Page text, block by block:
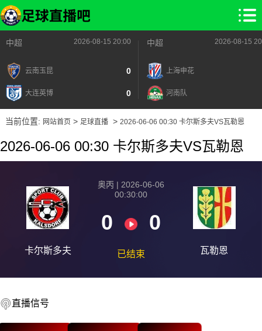
中超 2026-08-15 20:00
云南玉昆 0
大连英博 0
中超 2026-08-15
上海申花
河南队
当前位置: 网站首页> 足球直播> 2026-06-06 00:30 卡尔斯多夫VS瓦勒恩
2026-06-06 00:30 卡尔斯多夫VS瓦勒恩
卡尔斯多夫
奥丙 | 2026-06-06
00:30:00
0 0
已结束 瓦勒恩
直播信号
2026-08-15 【奥丙】 卡尔斯多夫VS瓦勒恩